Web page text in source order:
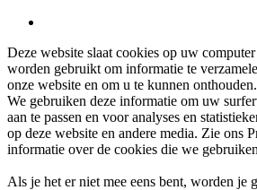
Deze website slaat cookies op uw
worden gebruikt om informatie te
onze website en om u te kunnen onthouden.
We gebruiken deze informatie om uw
aan te passen en voor analyses en
op deze website en andere media. Zie ons
informatie over de cookies die we
Als je het er niet mee eens bent, worden je